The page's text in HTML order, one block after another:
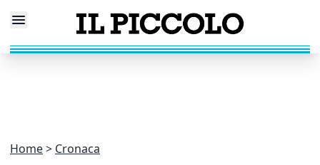
Home Cronaca